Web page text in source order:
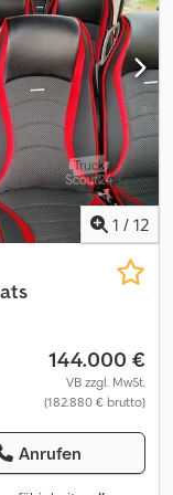
mit Waschraum
*
+ 1 Fahrer *
1 / 12
144.000 €
VB zzgl. MwSt.
(182.880 € brutto)
Anrufen